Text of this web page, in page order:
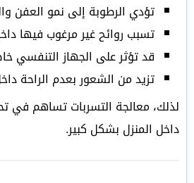
تؤدي الرطوبة إلى نمو العفن
تسبب روائح غير مرغوب فيها
قد تؤثر على الجهاز التنفسي
تزيد من الشعور بعدم الراحة
لذلك، معالجة التسربات تساهم في
داخل المنزل بشكل كبير.